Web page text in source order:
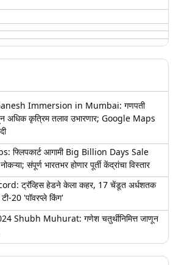
Immersion in Mumbai: गणपती
अधिक कृत्रिम तलाव उभारणार; Google Maps
फ्लिपकार्ट आगामी Big Billion Days Sale
संपूर्ण भारतभर होणार पूर्ती केंद्रांचा विस्तार
ट्रॅव्हिस हेडने केला कहर, 17 चेंडूत अर्धशतक
20 'पॉवरप्ले किंग'
Shubh Muhurat: गणेश चतुर्थीनिमित्त जाणून